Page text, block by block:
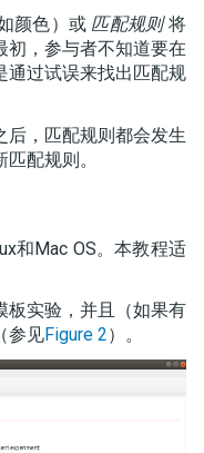
颜色）或 匹配规则将
初，参与者不知道要在
通过试误来找出匹配规
后，匹配规则都会发生
配规则。
和Mac OS。本教程适
板实验，并且（如果有
参见Figure 2）。